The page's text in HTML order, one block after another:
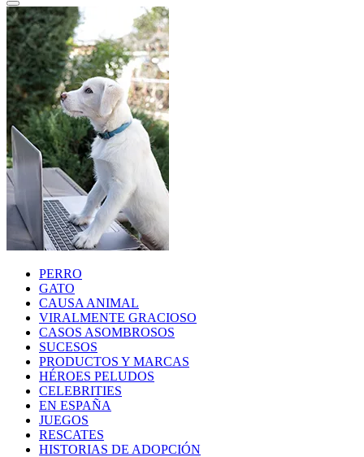
PERRO
GATO
CAUSA ANIMAL
VIRALMENTE GRACIOSO
CASOS ASOMBROSOS
SUCESOS
PRODUCTOS Y MARCAS
HÉROES PELUDOS
CELEBRITIES
EN ESPAÑA
JUEGOS
RESCATES
HISTORIAS DE ADOPCIÓN